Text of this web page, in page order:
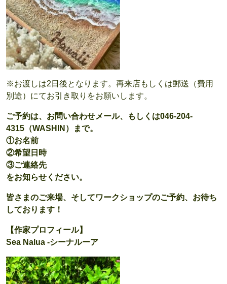
※お渡しは2日後となります。再来店もしくは郵送（費用
別途）にてお引き取りをお願いします。
ご予約は、お問い合わせメール、もしくは046-204-
4315（WASHIN）まで。
①お名前
②希望日時
③ご連絡先
をお知らせください。
皆さまのご来場、そしてワークショップのご予約、お待ち
しております！
【作家プロフィール】
Sea Nalua -シーナルーア